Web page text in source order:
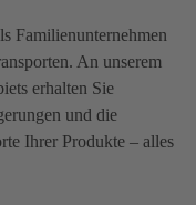
Familienunternehmen
An unserem
erhalten Sie
und die
Ihrer Produkte – alles